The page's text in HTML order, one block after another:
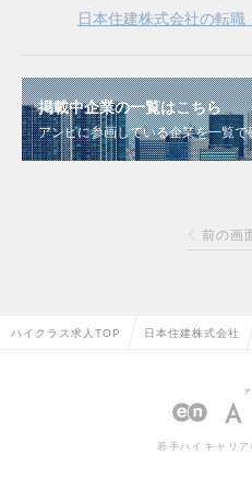
日本住建株式会社の転職
掲載中企業の一覧はこちら
アンビに参画している企業を一覧で
前の画
ハイクラス求人TOP 日本住建株式会社
若手ハイキャリ